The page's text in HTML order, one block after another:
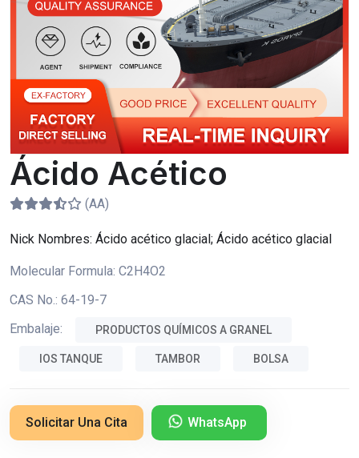
Ácido Acético
(AA)
Nick Nombres: Ácido acético glacial; Ácido acético glacial
Molecular Formula: C2H4O2
CAS No.: 64-19-7
Embalaje:
PRODUCTOS QUÍMICOS A GRANEL
IOS TANQUE TAMBOR BOLSA
Solicitar Una Cita WhatsApp